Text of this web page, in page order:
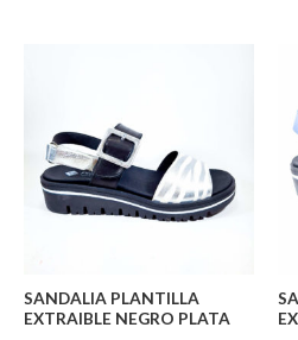
SANDALIA PLANTILLA
EXTRAIBLE NEGRO PLATA